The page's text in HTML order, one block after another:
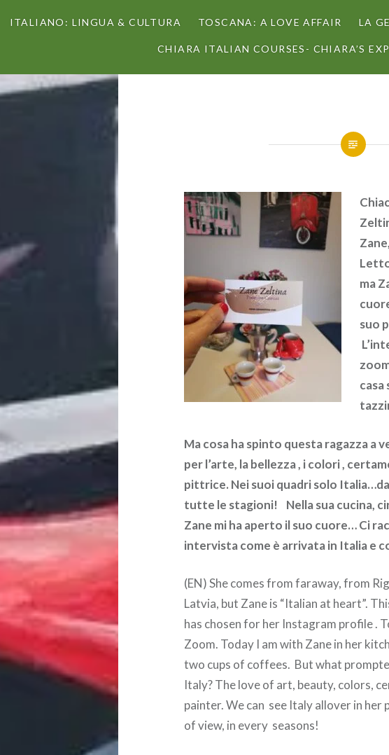
ITALIANO: LINGUA & CULTURA TOSCANA: A LOVE AFFAIR LA
CHIARA ITALIAN COURSES- CHIARA’S
ma
suo
casa
Ma cosa ha spinto questa ragazza a
per l’arte, la bellezza , i colori ,
pittrice. Nei suoi quadri solo
tutte le stagioni! Nella sua cucina,
Zane mi ha aperto il suo cuore… Ci
intervista come è arrivata in Italia e
(EN) She comes from faraway, from
Latvia, but Zane is “Italian at heart”.
has chosen for her Instagram profile .
Zoom. Today I am with Zane in her
two cups of coffees. But what
Italy? The love of art, beauty, colors,
painter. We can see Italy allover in
of view, in every seasons!